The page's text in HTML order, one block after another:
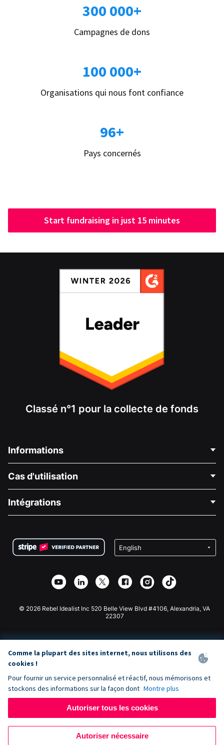
300 000+
Campagnes de dons
100 000+
Organisations qui nous font confiance
96+
Pays concernés
Start fundraising in just 15 minutes
Classé n°1 pour la collecte de fonds
Informations
À propos de nous
Carrières
Confidentialité
Partenariat d'affiliation
Bibliothèque
Cas d'utilisation
Collecte de fonds médicale
Collecte de fonds caritative
Intégrations
Plugin de don Wix
Application de don Webflow
Don Joomla
© 2026 Rebel Idealist Inc 520 Belle View Blvd #4106, Alexandria, VA
22307
Comme la plupart des sites internet, nous utilisons des
cookies !
Pour fournir un service personnalisé et réactif, nous mémorisons et
stockons des informations sur la façon dont Montre plus
Autoriser tous les cookies
Autoriser nécessaire